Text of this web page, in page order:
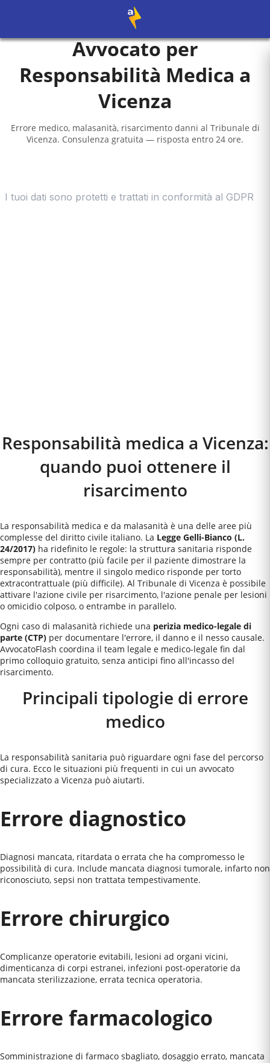
Avvocato per
Responsabilità Medica a
Vicenza
Errore medico, malasanità, risarcimento danni al Tribunale di
Vicenza. Consulenza gratuita — risposta entro 24 ore.
Responsabilità medica a Vicenza:
quando puoi ottenere il
risarcimento
La responsabilità medica e da malasanità è una delle aree più
complesse del diritto civile italiano. La Legge Gelli-Bianco (L.
24/2017) ha ridefinito le regole: la struttura sanitaria risponde
sempre per contratto (più facile per il paziente dimostrare la
responsabilità), mentre il singolo medico risponde per torto
extracontrattuale (più difficile). Al Tribunale di Vicenza è possibile
attivare l'azione civile per risarcimento, l'azione penale per lesioni
o omicidio colposo, o entrambe in parallelo.
Ogni caso di malasanità richiede una perizia medico-legale di
parte (CTP) per documentare l'errore, il danno e il nesso causale.
AvvocatoFlash coordina il team legale e medico-legale fin dal
primo colloquio gratuito, senza anticipi fino all'incasso del
risarcimento.
Principali tipologie di errore
medico
La responsabilità sanitaria può riguardare ogni fase del percorso
di cura. Ecco le situazioni più frequenti in cui un avvocato
specializzato a Vicenza può aiutarti.
Errore diagnostico
Diagnosi mancata, ritardata o errata che ha compromesso le
possibilità di cura. Include mancata diagnosi tumorale, infarto non
riconosciuto, sepsi non trattata tempestivamente.
Errore chirurgico
Complicanze operatorie evitabili, lesioni ad organi vicini,
dimenticanza di corpi estranei, infezioni post-operatorie da
mancata sterilizzazione, errata tecnica operatoria.
Errore farmacologico
Somministrazione di farmaco sbagliato, dosaggio errato, mancata